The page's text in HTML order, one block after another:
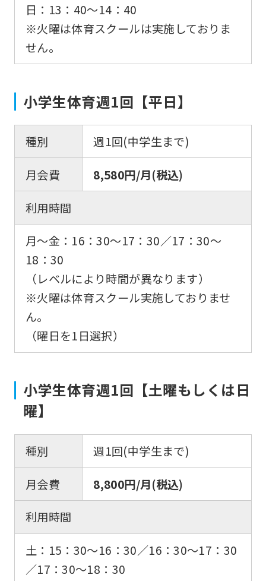
日：13：40〜14：40
※火曜は体育スクールは実施しておりま
せん。
小学生体育週1回【平日】
種別
週1回(中学生まで)
月会費
8,580円/月(税込)
利用時間
月〜金：16：30〜17：30／17：30〜
18：30
（レベルにより時間が異なります）
※火曜は体育スクール実施しておりませ
ん。
（曜日を1日選択）
小学生体育週1回【土曜もしくは日
曜】
種別
週1回(中学生まで)
月会費
8,800円/月(税込)
利用時間
土：15：30〜16：30／16：30〜17：30
／17：30〜18：30